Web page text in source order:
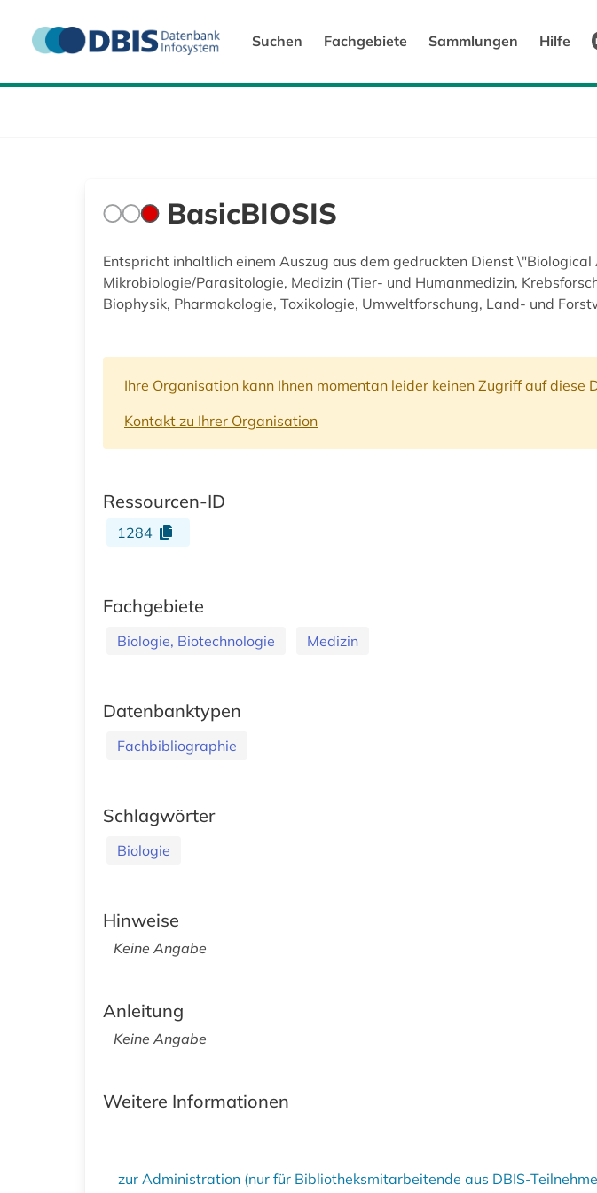
Suchen Fachgebiete Sammlungen Hilfe
BasicBIOSIS
Entspricht inhaltlich einem Auszug aus dem gedruckten Dienst
Mikrobiologie/Parasitologie, Medizin (Tier- und Humanmedizin,
Biophysik, Pharmakologie, Toxikologie, Umweltforschung, Land- und
Ihre Organisation kann Ihnen momentan leider keinen Zugriff auf diese
Kontakt zu Ihrer Organisation
Ressourcen-ID
1284
Fachgebiete
Biologie, Biotechnologie Medizin
Datenbanktypen
Fachbibliographie
Schlagwörter
Biologie
Hinweise
Keine Angabe
Anleitung
Keine Angabe
Weitere Informationen
zur Administration (nur für Bibliotheksmitarbeitende aus DBIS-